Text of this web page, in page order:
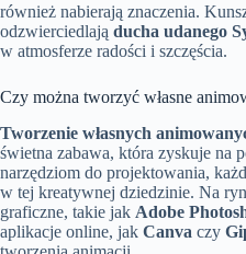
również nabierają znaczenia.
odzwierciedlają ducha udanego
w atmosferze radości i szczęścia.
Czy można tworzyć własne
Tworzenie własnych
świetna zabawa, która zyskuje na
narzędziom do projektowania,
w tej kreatywnej dziedzinie. Na
graficzne, takie jak Adobe
aplikacje online, jak Canva czy